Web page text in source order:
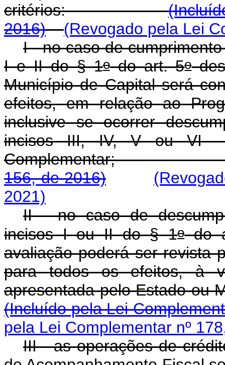
critérios:
2016)
(Revogado pela Lei
I - no caso de
I e II do § 1odo art. 5o
Município de Capital será
efeitos, em relação ao
inclusive se ocorrer
incisos III, IV, V ou
156, de 2016)
2021)
II - no caso de
incisos I ou II do § 1odo
avaliação poderá ser revista
para todos os efeitos, à
apresentada pelo
(Incluído pela Lei
pela Lei Complementar nº
III - as operações de